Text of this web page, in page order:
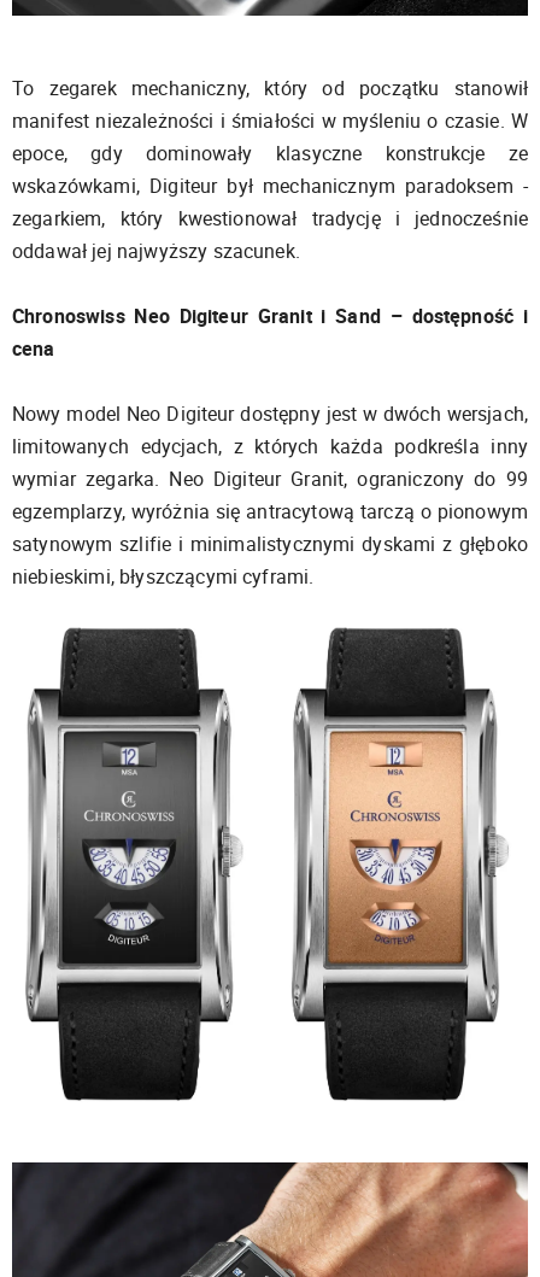
To zegarek mechaniczny, który od początku stanowił
manifest niezależności i śmiałości w myśleniu o czasie. W
epoce, gdy dominowały klasyczne konstrukcje ze
wskazówkami, Digiteur był mechanicznym paradoksem -
zegarkiem, który kwestionował tradycję i jednocześnie
oddawał jej najwyższy szacunek.
Chronoswiss Neo Digiteur Granit i Sand – dostępność i
cena
Nowy model Neo Digiteur dostępny jest w dwóch wersjach,
limitowanych edycjach, z których każda podkreśla inny
wymiar zegarka. Neo Digiteur Granit, ograniczony do 99
egzemplarzy, wyróżnia się antracytową tarczą o pionowym
satynowym szlifie i minimalistycznymi dyskami z głęboko
niebieskimi, błyszczącymi cyframi.